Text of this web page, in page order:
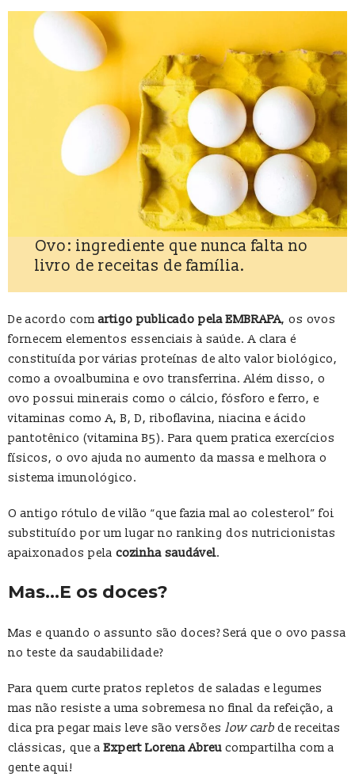
Ovo: ingrediente que nunca falta no
livro de receitas de família.
De acordo comartigo publicado pela EMBRAPA, os ovos
fornecem elementos essenciais à saúde. A clara é
constituída por várias proteínas de alto valor biológico,
como a ovoalbumina e ovo transferrina. Além disso, o
ovo possui minerais como o cálcio, fósforo e ferro, e
vitaminas como A, B, D, riboflavina, niacina e ácido
pantotênico (vitamina B5). Para quem pratica exercícios
físicos, o ovo ajuda no aumento da massa e melhora o
sistema imunológico.
O antigo rótulo de vilão “que fazia mal ao colesterol” foi
substituído por um lugar no ranking dos nutricionistas
apaixonados pela cozinha saudável.
Mas…E os doces?
Mas e quando o assunto são doces? Será que o ovo passa
no teste da saudabilidade?
Para quem curte pratos repletos de saladas e legumes
mas não resiste a uma sobremesa no final da refeição, a
dica pra pegar mais leve são versões low carb de receitas
clássicas, que aExpert Lorena Abreu compartilha com a
gente aqui!